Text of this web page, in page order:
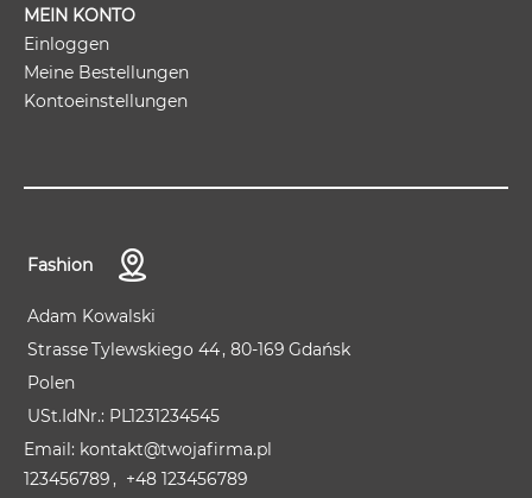
MEIN KONTO
Einloggen
Meine Bestellungen
Kontoeinstellungen
Fashion
Adam Kowalski
StrasseTylewskiego 44 80-169 Gdańsk
Polen
USt.IdNr.: PL1231234545
kontakt@twojafirma.pl
123456789
+48 123456789